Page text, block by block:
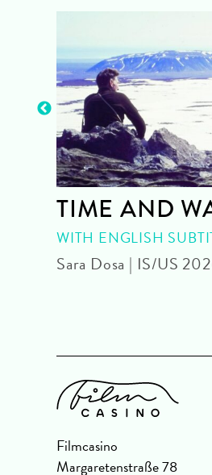
TIME AND
WITH ENGLISH
Sara Dosa | IS/US
Filmcasino
Margaretenstraße 78